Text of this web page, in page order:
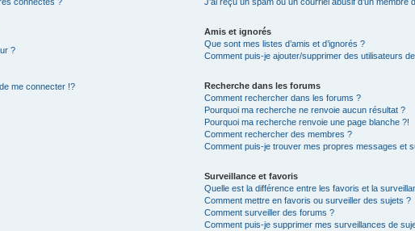
?
me connecter !?
Amis et ignorés
Que sont mes listes d’amis et d’ignorés ?
Comment puis-je ajouter/supprimer des utilisateurs de
Recherche dans les forums
Comment rechercher dans les forums ?
Pourquoi ma recherche ne renvoie aucun résultat ?
Pourquoi ma recherche renvoie une page blanche ?!
Comment rechercher des membres ?
Comment puis-je trouver mes propres messages et
Surveillance et favoris
Quelle est la différence entre les favoris et la
Comment mettre en favoris ou surveiller des sujets ?
Comment surveiller des forums ?
Comment puis-je supprimer mes surveillances de